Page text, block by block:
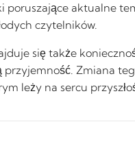
aktualne
czytelników.
się także
Zmiana
leży na sercu